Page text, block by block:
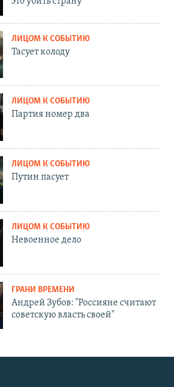
ЛИЦОМ К СОБЫТИЮ
Тасует колоду
ЛИЦОМ К СОБЫТИЮ
Партия номер два
ЛИЦОМ К СОБЫТИЮ
Путин пасует
ЛИЦОМ К СОБЫТИЮ
Невоенное дело
ГРАНИ ВРЕМЕНИ
Андрей Зубов: "Россияне считают
советскую власть своей"